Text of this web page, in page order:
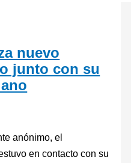
nuevo
junto con su
anónimo, el
en contacto con su